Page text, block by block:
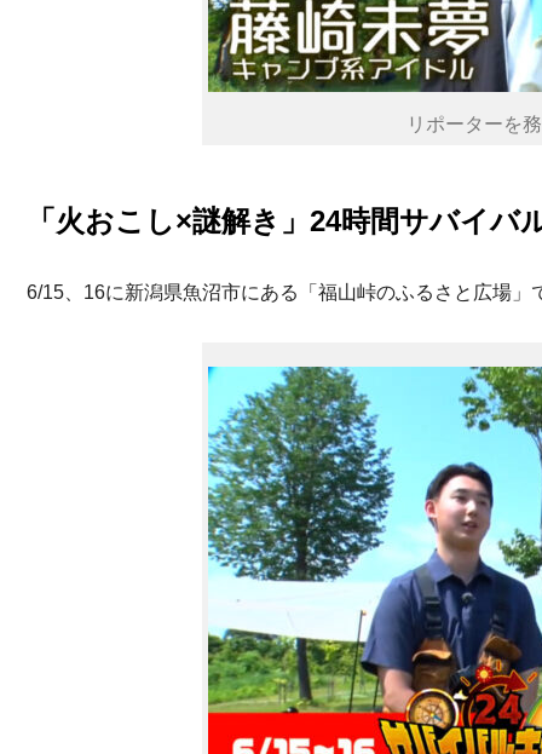
リポーターを
「火おこし×謎解き」24時間サバイバ
6/15、16に新潟県魚沼市にある「福山峠のふるさと広場